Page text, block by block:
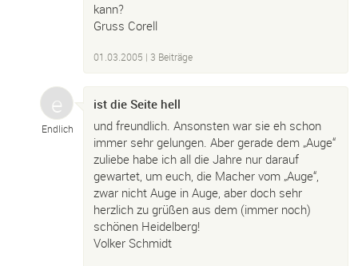
kann?
Gruss Corell
01.03.2005 | 3 Beiträge
Endlich
ist die Seite hell
und freundlich. Ansonsten war sie eh schon
immer sehr gelungen. Aber gerade dem „Auge“
zuliebe habe ich all die Jahre nur darauf
gewartet, um euch, die Macher vom „Auge“,
zwar nicht Auge in Auge, aber doch sehr
herzlich zu grüßen aus dem (immer noch)
schönen Heidelberg!
Volker Schmidt